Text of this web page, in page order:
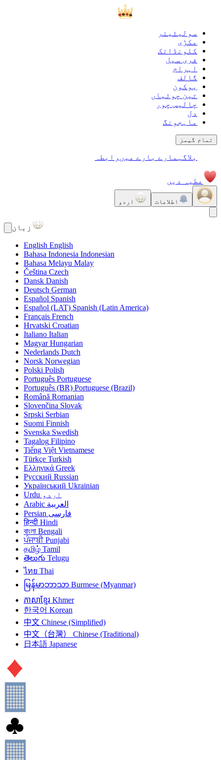
سولیٹیئر
مکڑی
کلونڈائک
فری سیل
اہرام
گالف
يوكون
تین چوٹیاں
چالیس چور
دل
ماہجونگ
تمام گیمز
بلاگ ہمارے بارے میں رابطہ
عطیہ دیں
اطلاعات اردو
زبان
English English
Bahasa Indonesia Indonesian
Bahasa Melayu Malay
Čeština Czech
Dansk Danish
Deutsch German
Español Spanish
Español (LAT) Spanish (Latin America)
Français French
Hrvatski Croatian
Italiano Italian
Magyar Hungarian
Nederlands Dutch
Norsk Norwegian
Polski Polish
Português Portuguese
Português (BR) Portuguese (Brazil)
Română Romanian
Slovenčina Slovak
Srpski Serbian
Suomi Finnish
Svenska Swedish
Tagalog Filipino
Tiếng Việt Vietnamese
Türkçe Turkish
Ελληνικά Greek
Русский Russian
Український Ukrainian
اردو Urdu
العربية Arabic
فارسی Persian
हिन्दी Hindi
বাংলা Bengali
ਪੰਜਾਬੀ Punjabi
தமிழ் Tamil
తెలుగు Telugu
ไทย Thai
မြန်မာဘာသာ Burmese (Myanmar)
ភាសាខ្មែរ Khmer
한국어 Korean
中文 Chinese (Simplified)
中文（台灣）
Chinese (Traditional)
日本語 Japanese